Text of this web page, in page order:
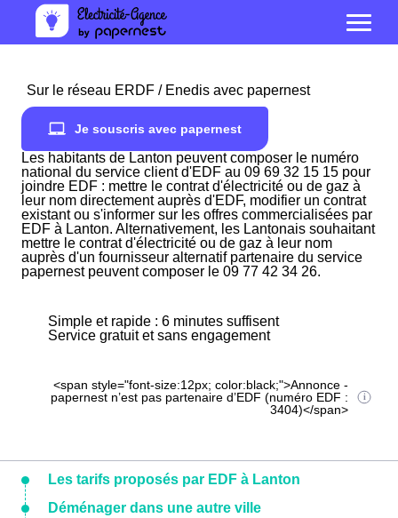
Sur le réseau ERDF / Enedis avec papernest
Je souscris avec papernest
Les habitants de Lanton peuvent composer le numéro
national du service client d'EDF au 09 69 32 15 15 pour
joindre EDF : mettre le contrat d'électricité ou de gaz à
leur nom directement auprès d'EDF, modifier un contrat
existant ou s'informer sur les offres commercialisées par
EDF à Lanton. Alternativement, les Lantonais souhaitant
mettre le contrat d'électricité ou de gaz à leur nom
auprès d'un fournisseur alternatif partenaire du service
papernest peuvent composer le 09 77 42 34 26.
Simple et rapide : 6 minutes suffisent
Service gratuit et sans engagement
<span style="font-size:12px; color:black;">Annonce -
papernest n’est pas partenaire d’EDF (numéro EDF :
3404)</span>
Les tarifs proposés par EDF à Lanton
Déménager dans une autre ville